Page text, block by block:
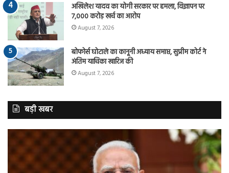
अखिलेश यादव का योगी सरकार पर हमला, विज्ञापन पर
7,000 करोड़ खर्च का आरोप
August 7, 2026
बोफोर्स घोटाले का कानूनी अध्याय समाप्त, सुप्रीम कोर्ट ने
अंतिम याचिका खारिज की
August 7, 2026
बड़ी खबर